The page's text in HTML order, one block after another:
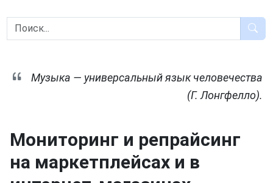
Музыка — универсальный язык человечества
(Г. Лонгфелло).
Мониторинг и репрайсинг
на маркетплейсах и в